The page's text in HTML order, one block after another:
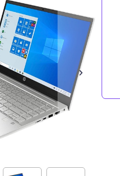
گالری
تصاویر